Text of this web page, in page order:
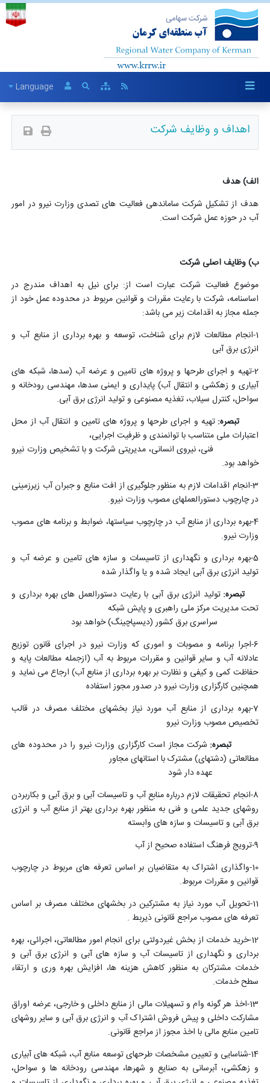
Language
اهداف و وظایف شرکت
الف) هدف
هدف از تشکیل شرکت ساماندهی فعالیت های تصدی وزارت نیرو در امور
آب در حوزه عمل شرکت است.
ب) وظایف اصلی شرکت
موضوع فعالیت شرکت عبارت است از: برای نیل به اهداف مندرج در
اساسنامه، شرکت با رعایت مقررات و قوانین مربوط در محدوده عمل خود از
جمله مجاز به اقدامات زیر می باشد:
1-انجام مطالعات لازم برای شناخت، توسعه و بهره برداری از منابع آب و
انرژی برق آبی
2-تهیه و اجرای طرحها و پروژه های تامین و عرضه آب (سدها، شبکه های
آبیاری و زهکشی و انتقال آب) پایداری و ایمنی سدها، مهندسی رودخانه و
سواحل، کنترل سیلاب، تغذیه مصنوعی و تولید انرژی برق آبی.
تبصره: تهیه و اجرای طرحها و پروژه های تامین و انتقال آب از محل
اعتبارات ملی متناسب با توانمندی و ظرفیت اجرایی،
فنی، نیروی انسانی، مدیریتی شرکت و با تشخیص وزارت نیرو
خواهد بود.
3-انجام اقدامات لازم به منظور جلوگیری از افت منابع و جبران آب زیرزمینی
در چارچوب دستورالعملهای مصوب وزارت نیرو.
4-بهره برداری از منابع آب در چارچوب سیاستها، ضوابط و برنامه های مصوب
وزارت نیرو.
5-بهره برداری و نگهداری از تاسیسات و سازه های تامین و عرضه آب و
تولید انرژی برق آبی ایجاد شده و یا واگذار شده
تبصره: تولید انرژی برق آبی با رعایت دستورالعمل های بهره برداری و
تحت مدیریت مرکز ملی راهبری و پایش شبکه
سراسری برق کشور (دیسپاچینگ) خواهد بود
6-اجرا برنامه و مصوبات و اموری که وزارت نیرو در اجرای قانون توزیع
عادلانه آب و سایر قوانین و مقررات مربوط به آب (ازجمله مطالعات پایه و
حفاظت کمی و کیفی و نظارت بر بهره برداری از منابع آب) ارجاع می نماید و
همچنین کارگزاری وزارت نیرو در صدور مجوز استفاده
7-بهره برداری از منابع آب مورد نیاز بخشهای مختلف مصرف در قالب
تخصیص مصوب وزارت نیرو
تبصره: شرکت مجاز است کارگزاری وزارت نیرو را در محدوده های
مطالعاتی (دشتهای) مشترک با استانهای مجاور
عهده دار شود
8-انجام تحقیقات لازم درباره منابع آب و تاسیسات آبی و برق آبی و بکاربردن
روشهای جدید علمی و فنی به منظور بهره برداری بهتر از منابع آب و انرژی
برق آبی و تاسیسات و سازه های وابسته
9-ترویج فرهنگ استفاده صحیح از آب
10-واگذاری اشتراک به متقاضیان بر اساس تعرفه های مربوط در چارچوب
قوانین و مقررات مربوط.
11-تحویل آب مورد نیاز به مشترکین در بخشهای مختلف مصرف بر اساس
تعرفه های مصوب مراجع قانونی ذیربط .
12-خرید خدمات از بخش غیردولتی برای انجام امور مطالعاتی، اجرائی، بهره
برداری و نگهداری از تاسیسات آب و سازه های آبی و انرژی برق آبی و
خدمات مشترکان به منظور کاهش هزینه ها، افزایش بهره وری و ارتقاء
سطح خدمات.
13-اخذ هر گونه وام و تسهیلات مالی از منابع داخلی و خارجی، عرضه اوراق
مشارکت داخلی و پیش فروش اشتراک آب و انرژی برق آبی و سایر روشهای
تامین منابع مالی با اخذ مجوز از مراجع قانونی.
14-شناسایی و تعیین مشخصات طرحهای توسعه منابع آب، شبکه های آبیاری
و زهکشی، آبرسانی به صنایع و شهرها، مهندسی رودخانه ها و سواحل،